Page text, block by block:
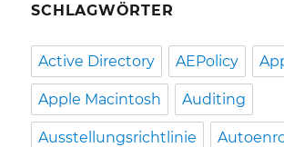
SCHLAGWÖRTER
Active Directory AEPolicy
Apple Macintosh Auditing
Ausstellungsrichtlinie